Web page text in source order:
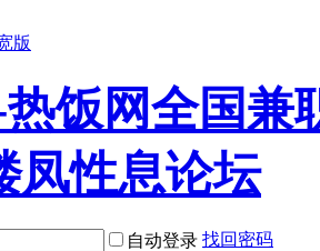
版
自动登录 找回密码